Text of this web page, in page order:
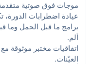
موجات فوق صوتية
عيادة اضطرابات الدورة،
برامج ما قبل الحمل وما
ألم.
اتفاقيات مختبر موثوقة
العيّنات.